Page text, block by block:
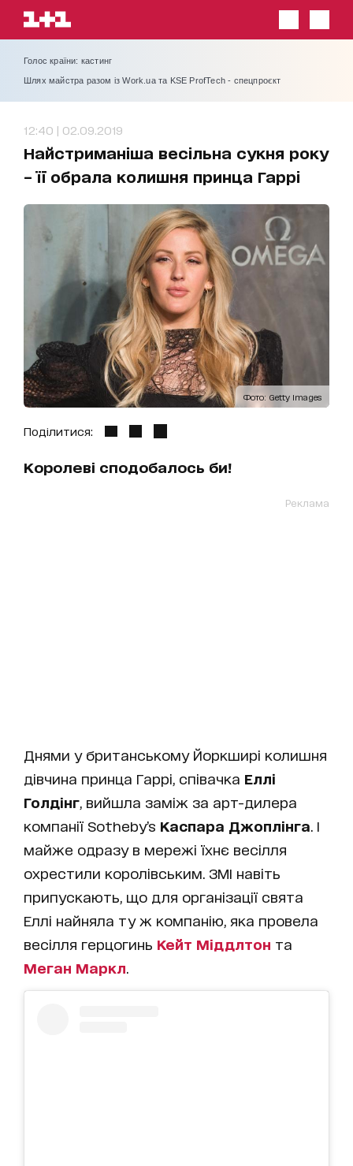
Голос країни: кастинг
Шлях майстра разом із Work.ua та KSE ProfTech - спецпроєкт
12:40 | 02.09.2019
Найстриманіша весільна сукня року
– її обрала колишня принца Гаррі
Фото: Getty Images
Поділитися:
Королеві сподобалось би!
Реклама
Днями у британському Йоркширі колишня
дівчина принца Гаррі, співачка Еллі
Голдінг , вийшла заміж за арт-дилера
компанії Sotheby’s Каспара Джоплінга . І
майже одразу в мережі їхнє весілля
охрестили королівським. ЗМІ навіть
припускають, що для організації свята
Еллі найняла ту ж компанію, яка провела
весілля герцогинь Кейт Міддлтон та
Меган Маркл